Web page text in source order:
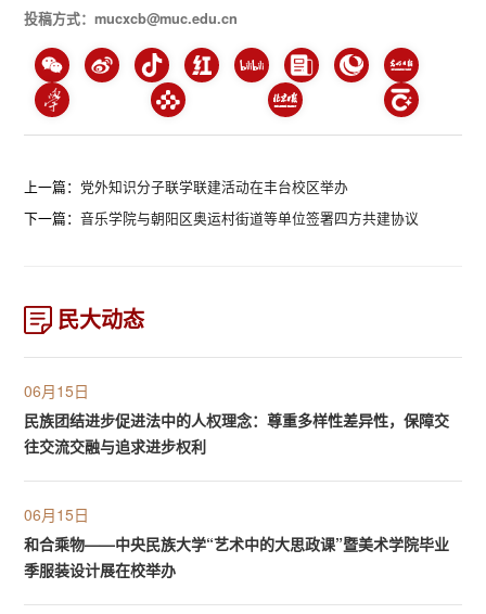
投稿方式：mucxcb@muc.edu.cn
上一篇： 党外知识分子联学联建活动在丰台校区举办
下一篇：音乐学院与朝阳区奥运村街道等单位签署四方共建协议
民大动态
06月15日
民族团结进步促进法中的人权理念：尊重多样性差异性，保障交
往交流交融与追求进步权利
06月15日
和合乘物——中央民族大学“艺术中的大思政课”暨美术学院毕业
季服装设计展在校举办